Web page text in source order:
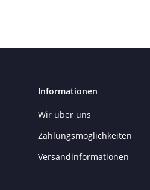
Informationen
Wir über uns
Zahlungsmöglichkeiten
Versandinformationen